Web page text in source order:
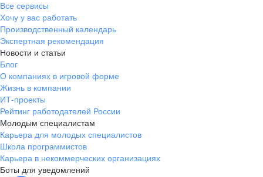
Все сервисы
Хочу у вас работать
Производственный календарь
Экспертная рекомендация
Новости и статьи
Блог
О компаниях в игровой форме
Жизнь в компании
ИТ-проекты
Рейтинг работодателей России
Молодым специалистам
Карьера для молодых специалистов
Школа программистов
Карьера в некоммерческих организациях
Боты для уведомлений